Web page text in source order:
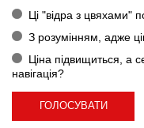
Ці "відра з цвяхами"
З розумінням, адже
Ціна підвищиться, а
навігація?